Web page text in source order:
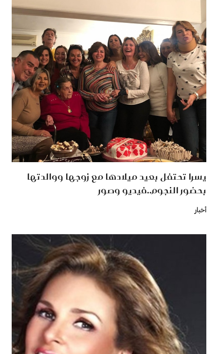
يسرا تحتفل بعيد ميلادها مع زوجها ووالدتها
بحضور النجوم..فيديو وصور
أخبار